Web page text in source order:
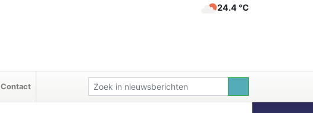
24.4 ℃
Contact